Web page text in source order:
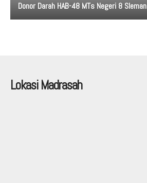
Donor Darah HAB-48 MTs Negeri 8 Sleman
Lokasi Madrasah